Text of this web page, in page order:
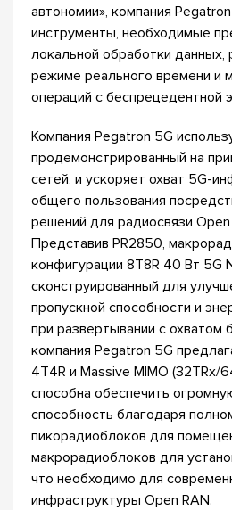
автономии», компания
инструменты, необходимые
локальной обработки данных,
режиме реального времени и
операций с беспрецедентной
Компания Pegatron 5G
продемонстрированный на
сетей, и ускоряет охват 5G-
общего пользования
решений для радиосвязи Open
Представив PR2850,
конфигурации 8T8R 40 Вт 5G
сконструированный для
пропускной способности и
при развертывании с охватом
компания Pegatron 5G
4T4R и Massive MIMO (32TRx/
способна обеспечить
способность благодаря
пикорадиоблоков для
макрорадиоблоков для
что необходимо для
инфраструктуры Open RAN.